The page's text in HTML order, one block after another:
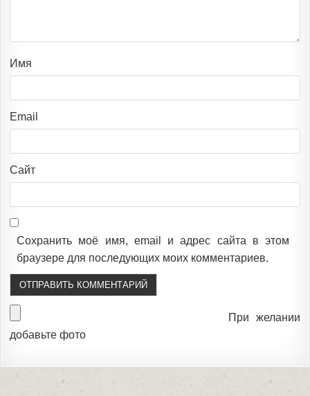
Имя
Email
Сайт
Сохранить моё имя, email и адрес сайта в этом
браузере для последующих моих комментариев.
При желании
добавьте фото